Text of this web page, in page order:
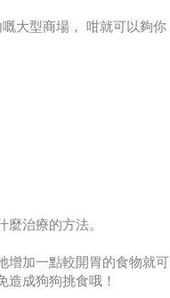
大型商場， 咁就可以夠你
搜羅來自世界各地的寵物
治療的方法。
增加一點較開胃的食物就可
成狗狗挑食哦！